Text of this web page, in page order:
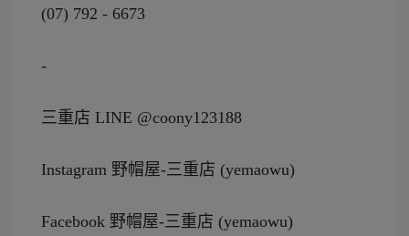
(07) 792 - 6673
-
三重店 LINE @coony123188
Instagram 野帽屋-三重店 (yemaowu)
Facebook 野帽屋-三重店 (yemaowu)